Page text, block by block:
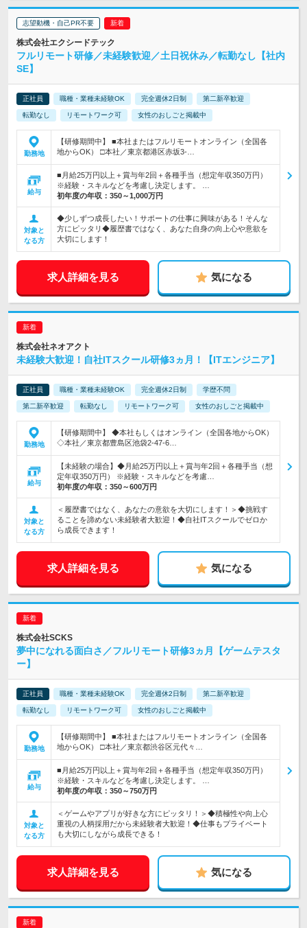
志望動機・自己PR不要
株式会社エクシードテック
フルリモート研修／未経験歓迎／土日祝休み／転勤なし【社内
SE】
正社員 職種・業種未経験OK 完全週休2日制 第二新卒歓迎
転勤なし リモートワーク可 女性のおしごと掲載中
勤務地
【研修期間中】 ■本社またはフルリモートオンライン（全国各
地からOK） □本社／東京都港区赤坂3-…
給与
■月給25万円以上＋賞与年2回＋各種手当（想定年収350万円）
※経験・スキルなどを考慮し決定します。 …
初年度の年収： 350～1,000万円
対象と
なる方
◆少しずつ成長したい！サポートの仕事に興味がある！そんな
方にピッタリ◆履歴書ではなく、あなた自身の向上心や意欲を
大切にします！
求人詳細を見る 気になる
株式会社ネオアクト
未経験大歓迎！自社ITスクール研修3ヵ月！【ITエンジニア】
正社員 職種・業種未経験OK 完全週休2日制 学歴不問
第二新卒歓迎 転勤なし リモートワーク可 女性のおしごと掲載中
勤務地
【研修期間中】 ◆本社もしくはオンライン（全国各地からOK）
◇本社／東京都豊島区池袋2-47-6…
給与
【未経験の場合】◆月給25万円以上＋賞与年2回＋各種手当（想
定年収350万円） ※経験・スキルなどを考慮…
初年度の年収： 350～600万円
対象と
なる方
＜履歴書ではなく、あなたの意欲を大切にします！＞◆挑戦す
ることを諦めない未経験者大歓迎！◆自社ITスクールでゼロか
ら成長できます！
求人詳細を見る 気になる
株式会社SCKS
夢中になれる面白さ／フルリモート研修3ヵ月【ゲームテスタ
ー】
正社員 職種・業種未経験OK 完全週休2日制 第二新卒歓迎
転勤なし リモートワーク可 女性のおしごと掲載中
勤務地
【研修期間中】 ■本社またはフルリモートオンライン（全国各
地からOK） □本社／東京都渋谷区元代々…
給与
■月給25万円以上＋賞与年2回＋各種手当（想定年収350万円）
※経験・スキルなどを考慮し決定します。 …
初年度の年収： 350～750万円
対象と
なる方
＜ゲームやアプリが好きな方にピッタリ！＞◆積極性や向上心
重視の人柄採用だから未経験者大歓迎！◆仕事もプライベート
も大切にしながら成長できる！
求人詳細を見る 気になる